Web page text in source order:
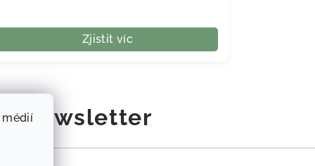
médií
Zjistit víc
newsletter